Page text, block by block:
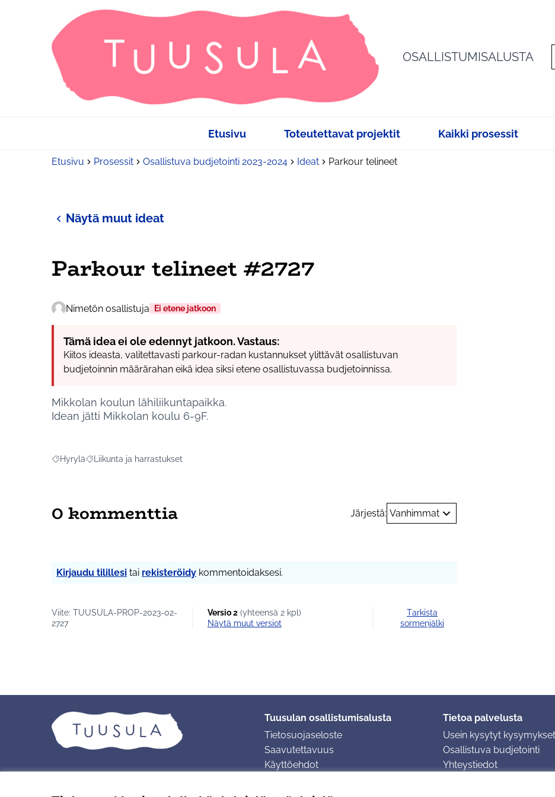
OSALLISTUMISALUSTA
Etusivu Toteutettavat projektit Kaikki prosessit
Etusivu Prosessit Osallistuva budjetointi 2023-2024 Ideat Parkour telineet
Näytä muut ideat
Parkour telineet #2727
Nimetön osallistuja Ei etene jatkoon
Tämä idea ei ole edennyt jatkoon. Vastaus:
Kiitos ideasta, valitettavasti parkour-radan kustannukset ylittävät osallistuvan
budjetoinnin määrärahan eikä idea siksi etene osallistuvassa budjetoinnissa.
Mikkolan koulun lähiliikuntapaikka.
Idean jätti Mikkolan koulu 6-9F.
Rajaa tulokset aihepiirin mukaan: Hyrylä
Hyrylä Rajaa tulokset teeman mukaan: Liikunta ja harrastukset
Liikunta ja harrastukset
0 kommenttia Järjestä: Vanhimmat
Kirjaudu tilillesi tai rekisteröidy kommentoidaksesi.
Viite: TUUSULA-PROP-2023-02-
2727
Versio 2(yhteensä 2 kpl)
näytä muut versiot
Tarkista
sormenjälki
Tuusulan osallistumisalusta
Tietosuojaseloste
Saavutettavuus
Käyttöehdot
Tietoa palvelusta
Usein kysytyt kysymykset
Osallistuva budjetointi
Yhteystiedot